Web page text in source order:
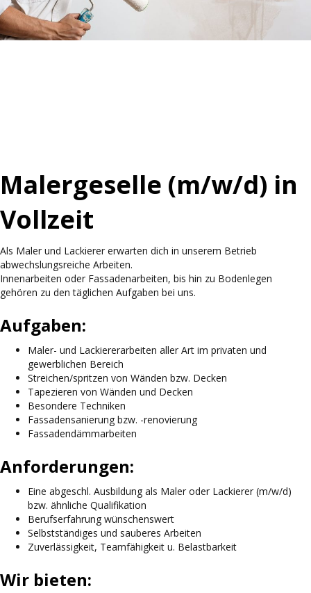
Malergeselle (m/w/d) in
Vollzeit
Als Maler und Lackierer erwarten dich in unserem Betrieb
abwechslungsreiche Arbeiten.
Innenarbeiten oder Fassadenarbeiten, bis hin zu Bodenlegen
gehören zu den täglichen Aufgaben bei uns.
Aufgaben:
Maler- und Lackiererarbeiten aller Art im privaten und
gewerblichen Bereich
Streichen/spritzen von Wänden bzw. Decken
Tapezieren von Wänden und Decken
Besondere Techniken
Fassadensanierung bzw. -renovierung
Fassadendämmarbeiten
Anforderungen:
Eine abgeschl. Ausbildung als Maler oder Lackierer (m/w/d)
bzw. ähnliche Qualifikation
Berufserfahrung wünschenswert
Selbstständiges und sauberes Arbeiten
Zuverlässigkeit, Teamfähigkeit u. Belastbarkeit
Wir bieten: